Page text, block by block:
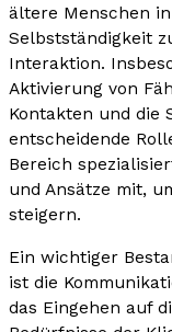
ältere Menschen
Selbstständigkeit
Interaktion.
Aktivierung von
Kontakten und die
entscheidende
Bereich
und Ansätze mit,
steigern.
Ein wichtiger
ist die
das Eingehen auf